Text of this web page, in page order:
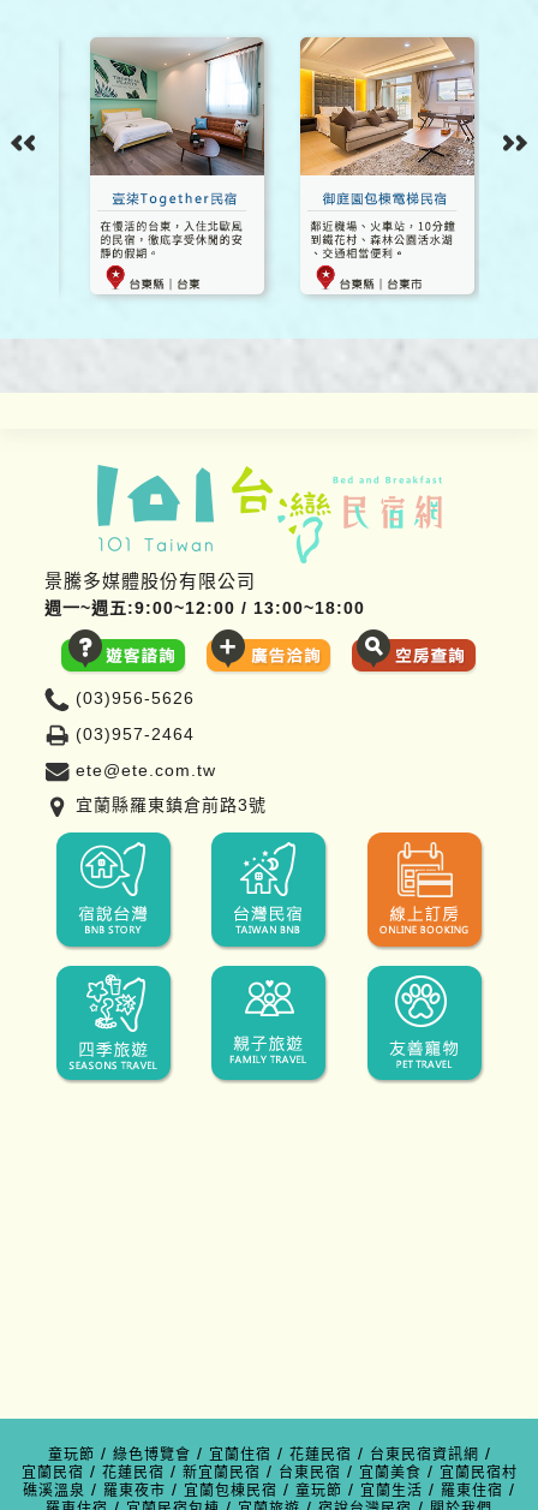
景騰多媒體股份有限公司
週一~週五:9:00~12:00 / 13:00~18:00
(03)956-5626
(03)957-2464
ete@ete.com.tw
宜蘭縣羅東鎮倉前路3號
童玩節 / 綠色博覽會 / 宜蘭住宿 / 花蓮民宿 / 台東民宿資訊網 /
宜蘭民宿 / 花蓮民宿 / 新宜蘭民宿 / 台東民宿 / 宜蘭美食 / 宜蘭民宿村
礁溪溫泉 / 羅東夜市 / 宜蘭包棟民宿 / 童玩節 / 宜蘭生活 / 羅東住宿 /